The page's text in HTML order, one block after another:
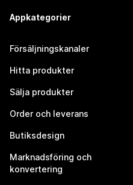
Appkategorier
Försäljningskanaler
Hitta produkter
Sälja produkter
Order och leverans
Butiksdesign
Marknadsföring och
konvertering